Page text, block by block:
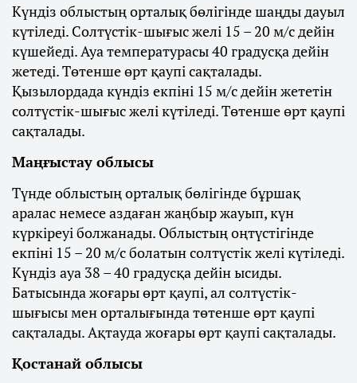
Күндіз облыстың орталық бөлігінде шаңды дауыл
күтіледі. Солтүстік-шығыс желі 15 – 20 м/с дейін
күшейеді. Ауа температурасы 40 градусқа дейін
жетеді. Төтенше өрт қаупі сақталады.
Қызылордада күндіз екпіні 15 м/с дейін жететін
солтүстік-шығыс желі күтіледі. Төтенше өрт қаупі
сақталады.
Маңғыстау облысы
Түнде облыстың орталық бөлігінде бұршақ
аралас немесе аздаған жаңбыр жауып, күн
күркіреуі болжанады. Облыстың оңтүстігінде
екпіні 15 – 20 м/с болатын солтүстік желі күтіледі.
Күндіз ауа 38 – 40 градусқа дейін ысиды.
Батысында жоғары өрт қаупі, ал солтүстік-
шығысы мен орталығында төтенше өрт қаупі
сақталады. Ақтауда жоғары өрт қаупі сақталады.
Қостанай облысы